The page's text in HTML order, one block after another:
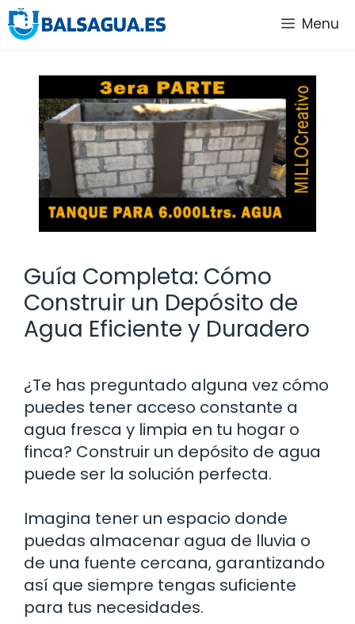
Saltar
al
Menu
Guía Completa: Cómo
Construir un Depósito de
Agua Eficiente y Duradero
¿Te has preguntado alguna vez cómo
puedes tener acceso constante a
agua fresca y limpia en tu hogar o
finca? Construir un depósito de agua
puede ser la solución perfecta.
Imagina tener un espacio donde
puedas almacenar agua de lluvia o
de una fuente cercana, garantizando
así que siempre tengas suficiente
para tus necesidades.